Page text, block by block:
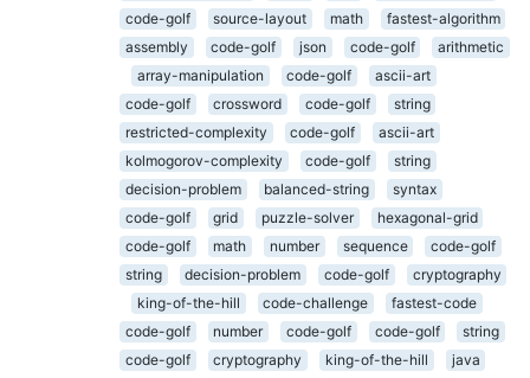
code-golf
source-layout math
fastest-algorithm
assembly
code-golf json code-golf
arithmetic
array-manipulation
code-golf
ascii-art
code-golf
crossword code-golf
string
restricted-complexity
code-golf
ascii-art
kolmogorov-complexity
code-golf
string
decision-problem
balanced-string
syntax
code-golf
grid puzzle-solver
hexagonal-grid
code-golf
math number sequence
code-golf
string
decision-problem code-golf
cryptography
king-of-the-hill
code-challenge
fastest-code
code-golf
number code-golf code-golf
string
code-golf
cryptography king-of-the-hill
java